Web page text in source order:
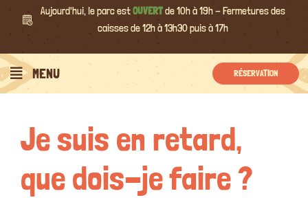
Aujourd'hui, le parc estOUVERTde 10h à 19h - Fermetures des
caisses de 12h à 13h30 puis à 17h
MENU RÉSERVATION
Précédent Suivant
Je suis en retard,
que dois-je faire ?